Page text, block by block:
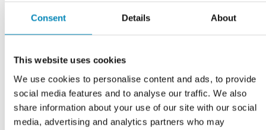
Consent Details About
This website uses cookies
We use cookies to personalise content and ads, to provide
social media features and to analyse our traffic. We also
share information about your use of our site with our social
media, advertising and analytics partners who may